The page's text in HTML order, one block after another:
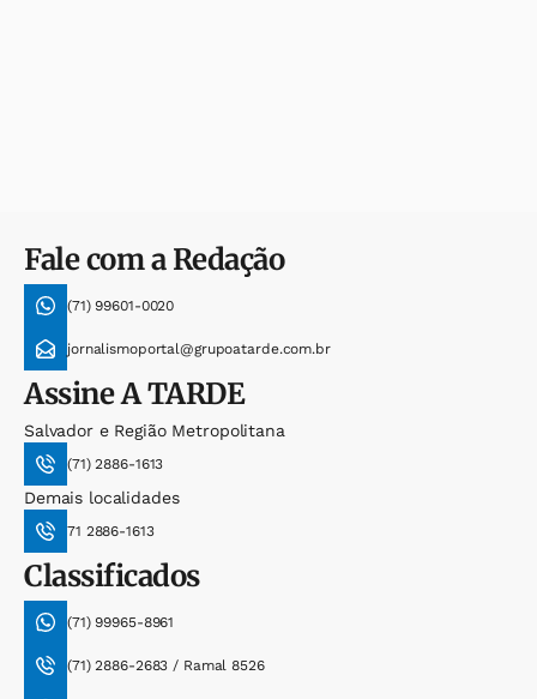
Fale com a Redação
(71) 99601-0020
jornalismoportal@grupoatarde.com.br
AssineA TARDE
Salvador e Região Metropolitana
(71) 2886-1613
Demais localidades
71 2886-1613
Classificados
(71) 99965-8961
(71) 2886-2683 / Ramal 8526